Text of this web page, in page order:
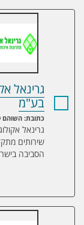
גרינאל
בע"מ
כתובת: השוהם 9, א.ת ברקן
גרינאל
שירותים
הסביבה